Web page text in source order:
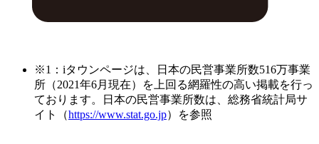
※1：iタウンページは、日本の民営事業所数516万事業
所（2021年6月現在）を上回る網羅性の高い掲載を行っ
ております。日本の民営事業所数は、総務省統計局サ
イト（https://www.stat.go.jp）を参照